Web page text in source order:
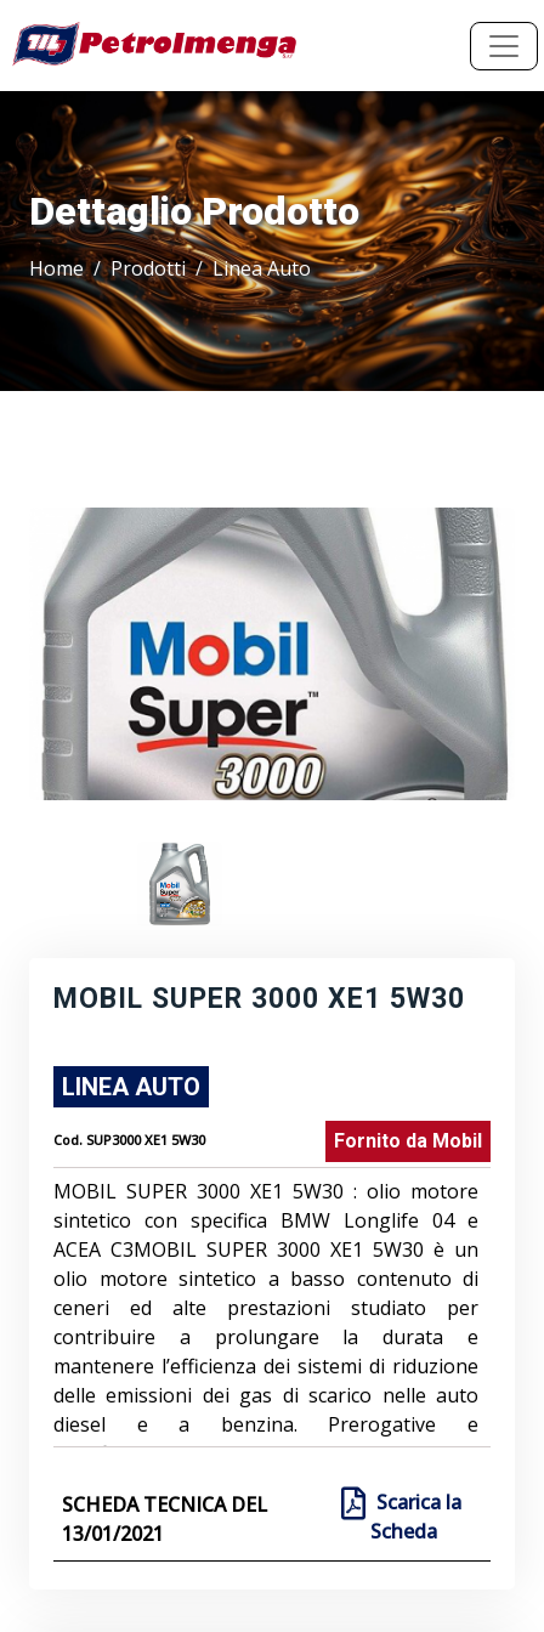
Dettaglio Prodotto
Home Prodotti Linea Auto
MOBIL SUPER 3000 XE1 5W30
LINEA AUTO
Cod. SUP3000 XE1 5W30 Fornito da Mobil
MOBIL SUPER 3000 XE1 5W30 : olio motore
sintetico con specifica BMW Longlife 04 e
ACEA C3MOBIL SUPER 3000 XE1 5W30 è un
olio motore sintetico a basso contenuto di
ceneri ed alte prestazioni studiato per
contribuire a prolungare la durata e
mantenere l’efficienza dei sistemi di riduzione
delle emissioni dei gas di scarico nelle auto
diesel e a benzina. Prerogative e
beneficiMOBIL SUPER 3000 XE1 5W30
contribuisce a mantenere l’efficienza dei
sistemi di riduzione delle emissioni dei gas di
scarico nei veicoli diesel e a benzina. Consente
l’esercizio prolungato alle alte temperature
SCHEDA TECNICA DEL
13/01/2021
Scarica la
Scheda